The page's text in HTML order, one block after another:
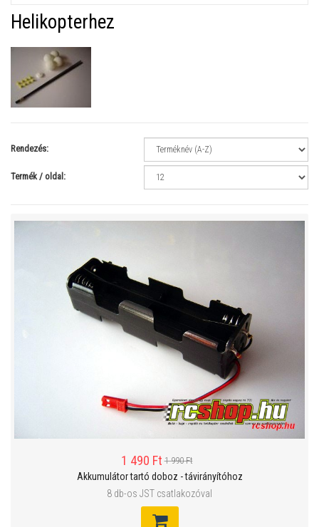
Helikopterhez
Rendezés:
Termék / oldal:
1 490 Ft 1 990 Ft
Akkumulátor tartó doboz - távirányítóhoz
8 db-os JST csatlakozóval